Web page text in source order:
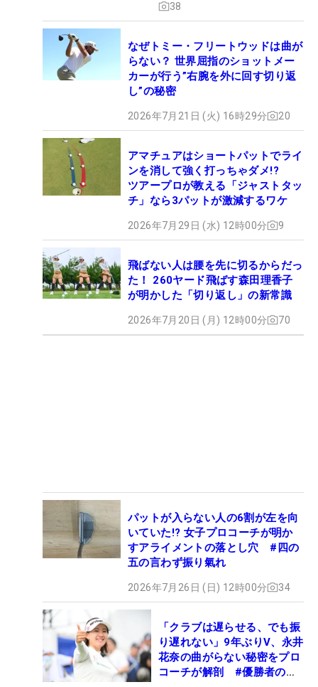
38
なぜトミー・フリートウッドは曲が
らない？ 世界屈指のショットメー
カーが行う”右腕を外に回す切り返
し”の秘密
2026年7月21日 (火) 16時29分 20
アマチュアはショートパットでライ
ンを消して強く打っちゃダメ!?
ツアープロが教える「ジャストタッ
チ」なら3パットが激減するワケ
2026年7月29日 (水) 12時00分 9
飛ばない人は腰を先に切るからだっ
た！ 260ヤード飛ばす森田理香子
が明かした「切り返し」の新常識
2026年7月20日 (月) 12時00分 70
パットが入らない人の6割が左を向
いていた!? 女子プロコーチが明か
すアライメントの落とし穴 #四の
五の言わず振り氣れ
2026年7月26日 (日) 12時00分 34
「クラブは遅らせる、でも振
り遅れない」9年ぶりV、永井
花奈の曲がらない秘密をプロ
コーチが解剖 #優勝者のス